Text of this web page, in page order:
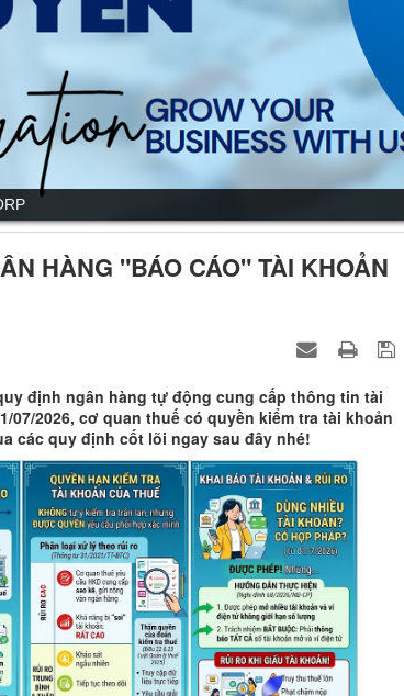
HÀNG "BÁO CÁO" TÀI KHOẢN
định ngân hàng tự động cung cấp thông tin tài
07/2026, cơ quan thuế có quyền kiểm tra tài khoản
các quy định cốt lõi ngay sau đây nhé!